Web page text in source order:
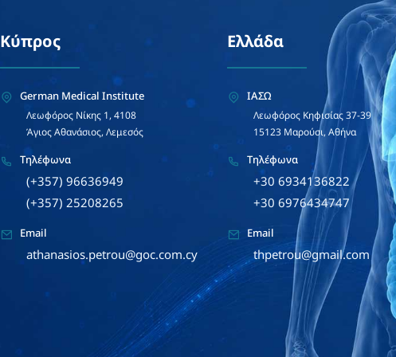
Κύπρος
German Medical Institute
Λεωφόρος Νίκης 1, 4108
Άγιος Αθανάσιος, Λεμεσός
Τηλέφωνα
(+357) 96636949
(+357) 25208265
Email
athanasios.petrou@goc.com.cy
Ελλάδα
ΙΑΣΩ
Λεωφόρος Κηφισίας 37-39
15123 Μαρούσι, Αθήνα
Τηλέφωνα
+30 6934136822
+30 6976434747
Email
thpetrou@gmail.com